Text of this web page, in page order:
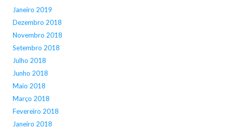
Janeiro 2019
Dezembro 2018
Novembro 2018
Setembro 2018
Julho 2018
Junho 2018
Maio 2018
Março 2018
Fevereiro 2018
Janeiro 2018